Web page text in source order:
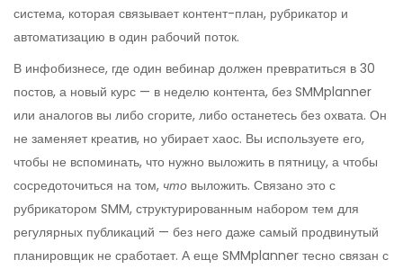
система, которая связывает контент-план, рубрикатор и
автоматизацию в один рабочий поток.
В инфобизнесе, где один вебинар должен превратиться в 30
постов, а новый курс — в неделю контента, без SMMplanner
или аналогов вы либо сгорите, либо останетесь без охвата. Он
не заменяет креатив, но убирает хаос. Вы используете его,
чтобы не вспоминать, что нужно выложить в пятницу, а чтобы
сосредоточиться на том, что выложить. Связано это с
рубрикатором SMM, структурированным набором тем для
регулярных публикаций — без него даже самый продвинутый
планировщик не сработает. А еще SMMplanner тесно связан с